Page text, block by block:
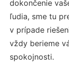
dokončenie
ľudia, sme tu
v prípade
vždy berieme
spokojnosti.